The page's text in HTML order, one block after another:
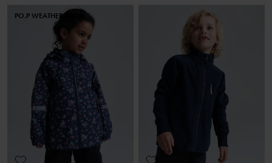
PO.P WEATHER PRO®